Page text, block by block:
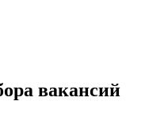
вакансий